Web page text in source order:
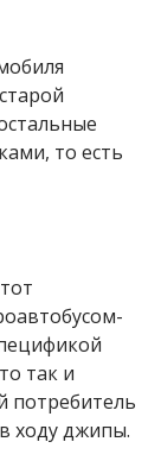
то есть
так и
потребитель
ходу джипы.